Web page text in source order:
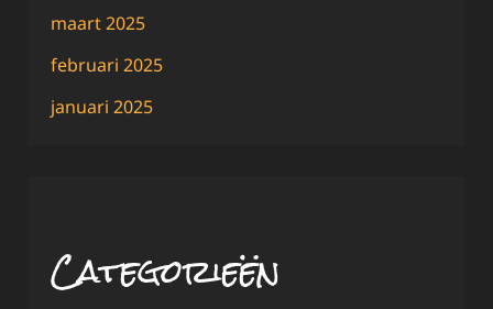
maart 2025
februari 2025
januari 2025
Categorieën